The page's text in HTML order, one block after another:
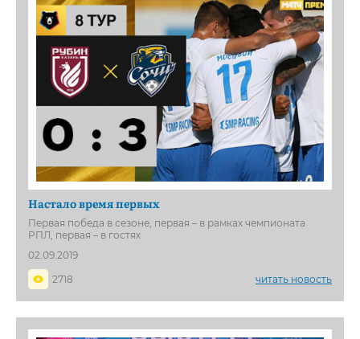
Настало время первых
Первая победа в сезоне, первая – в рамках чемпионата
РПЛ, первая – в гостях
02.09.2019
2718
читать новость